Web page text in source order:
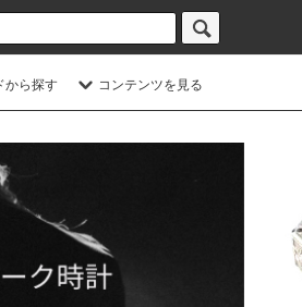
から探す コンテンツを見る